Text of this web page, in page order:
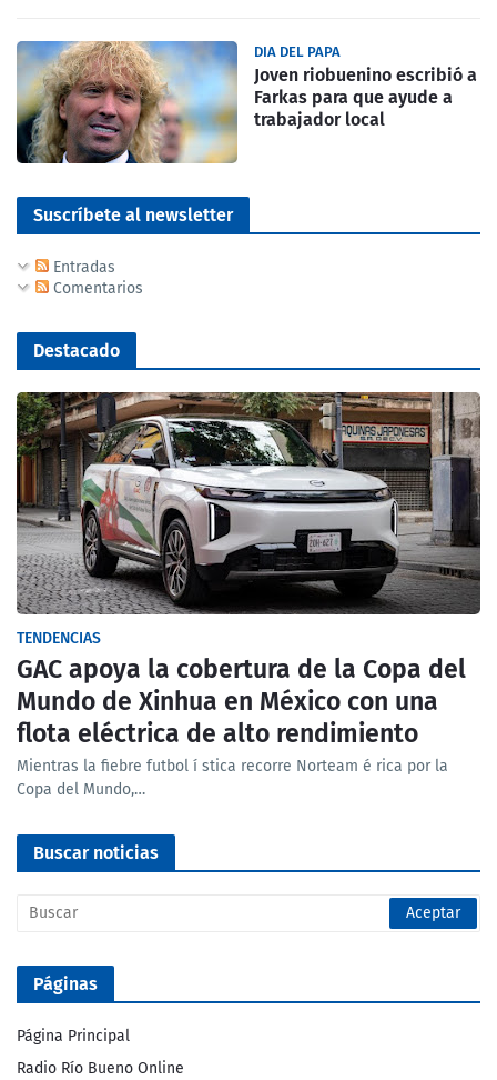
DIA DEL PAPA
Joven riobuenino escribió a
Farkas para que ayude a
trabajador local
Suscríbete al newsletter
Entradas
Comentarios
Destacado
TENDENCIAS
GAC apoya la cobertura de la Copa del
Mundo de Xinhua en México con una
flota eléctrica de alto rendimiento
Mientras la fiebre futbol í stica recorre Norteam é rica por la
Copa del Mundo,…
Buscar noticias
Páginas
Página Principal
Radio Río Bueno Online